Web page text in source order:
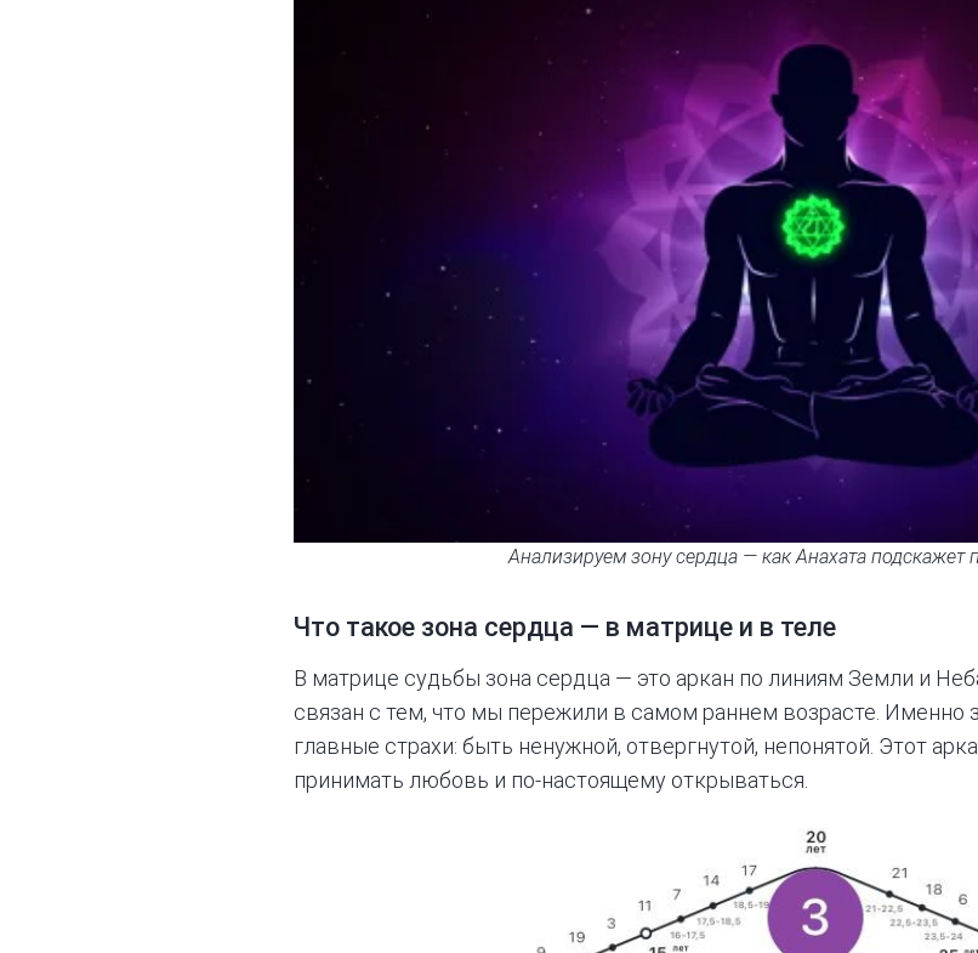
Анализируем зону сердца — как Анахата подскажет
Что такое зона сердца — в матрице и в теле
В матрице судьбы зона сердца — это аркан по линиям Земли и
связан с тем, что мы пережили в самом раннем возрасте. Именно
главные страхи: быть ненужной, отвергнутой, непонятой. Этот
принимать любовь и по-настоящему открываться.